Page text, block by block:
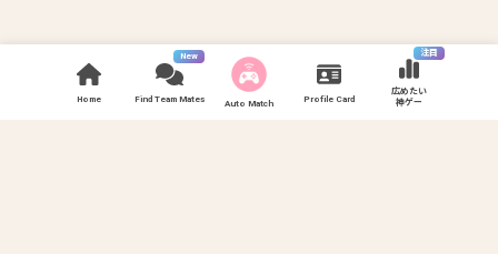
Home
New
Find Team Mates Auto Match Profile Card
注目
広めたい
神ゲー